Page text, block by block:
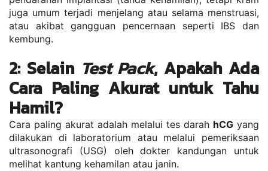
juga umum terjadi menjelang atau selama menstruasi,
atau akibat gangguan pencernaan seperti IBS dan
kembung.
2: Selain Test Pack, Apakah Ada
Cara Paling Akurat untuk Tahu
Hamil?
Cara paling akurat adalah melalui tes darah hCG yang
dilakukan di laboratorium atau melalui pemeriksaan
ultrasonografi (USG) oleh dokter kandungan untuk
melihat kantung kehamilan atau janin.